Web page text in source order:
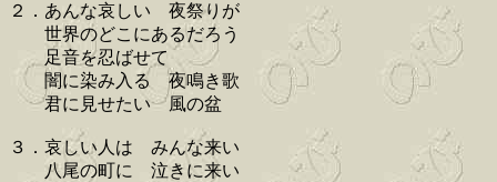
２．あんな哀しい 夜祭りが
世界のどこにあるだろう
足音を忍ばせて
闇に染み入る 夜鳴き歌
君に見せたい 風の盆
３．哀しい人は みんな来い
八尾の町に 泣きに来い